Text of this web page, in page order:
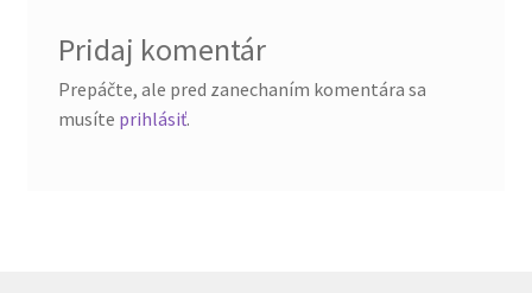
Pridaj komentár
Prepáčte, ale pred zanechaním komentára sa
musíte prihlásiť.